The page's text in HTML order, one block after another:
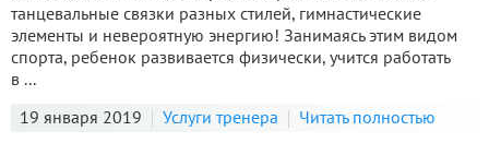
танцевальные связки разных стилей, гимнастические
элементы и невероятную энергию! Занимаясь этим видом
спорта, ребенок развивается физически, учится работать
в ...
19 января 2019
Услуги тренера Читать полностью